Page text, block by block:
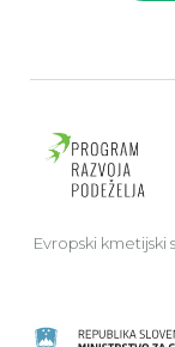
Evropski kmetijski